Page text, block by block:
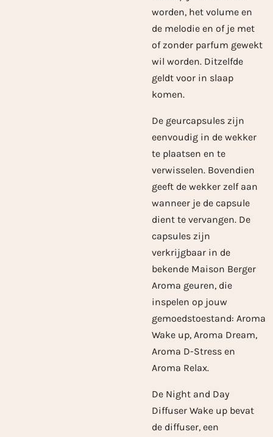
worden, het volume en
de melodie en of je met
of zonder parfum gewekt
wil worden. Ditzelfde
geldt voor in slaap
komen.
De geurcapsules zijn
eenvoudig in de wekker
te plaatsen en te
verwisselen. Bovendien
geeft de wekker zelf aan
wanneer je de capsule
dient te vervangen. De
capsules zijn
verkrijgbaar in de
bekende Maison Berger
Aroma geuren, die
inspelen op jouw
gemoedstoestand: Aroma
Wake up, Aroma Dream,
Aroma D-Stress en
Aroma Relax.
De Night and Day
Diffuser Wake up bevat
de diffuser, een